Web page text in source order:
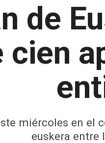
de
cien
miércoles en el
euskera entre